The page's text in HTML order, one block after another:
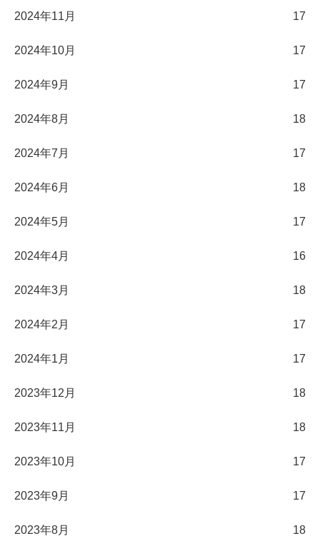
2024年11月 17
2024年10月 17
2024年9月 17
2024年8月 18
2024年7月 17
2024年6月 18
2024年5月 17
2024年4月 16
2024年3月 18
2024年2月 17
2024年1月 17
2023年12月 18
2023年11月 18
2023年10月 17
2023年9月 17
2023年8月 18